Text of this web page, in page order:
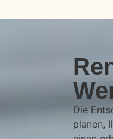
Die
planen,